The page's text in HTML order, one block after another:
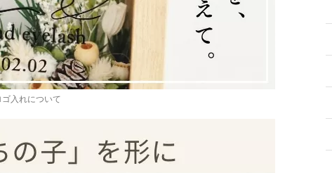
ゴ入れについて